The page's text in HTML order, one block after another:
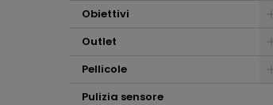
Obiettivi
Outlet
Pellicole
Pulizia sensore